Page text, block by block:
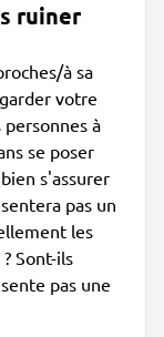
ruiner
à sa
votre
personnes à
se poser
s'assurer
pas un
les
Sont-ils
pas une